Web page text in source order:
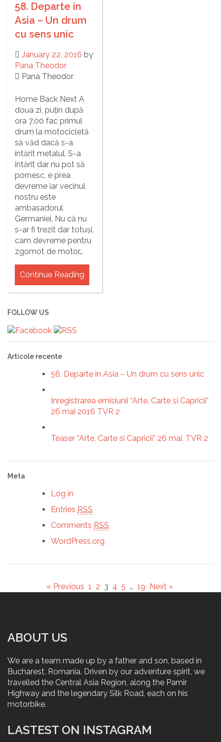
58. Departe in
Asia – Un drum
cu sens unic
January 22, 2016 by
Pana Theodor
Pana Theodor
Home Back Next A
doua zi, puțin după
ora 7.00 fac primul
drum la motocicletă
să văd dacă s-a
întărit metalul. S-a
întărit dar nu pot să
pornesc, e prea
devreme iar vecinul
nostru este
ambasadorul
Germaniei. Nu că nu
s-ar fi trezit dar totuși,
cam devreme pentru
zgomot de motor…
Continue Reading
FOLLOW US
Articole recente
56. Departe in Asia – Un drum cu sens unic
Inregistrarea emisiunii “Arte, Carte si Capricii”
26 mai 2016 TVR 2
Teaser “Arte, Carte si Capricii” 26 mai, TVR 2
Meta
Log in
Entries RSS
Comments RSS
WordPress.org
« Previous 1 2 3 4 5 … 19 Next »
ABOUT US
We are a team made up by a father and son, based in
Bucharest, Romania. Driven by our adventure spirit, we
travelled the Central Asia Region, along the Pamir
Highway and the legendary Silk Road, each on his
motorbike.
LASTEST ON INSTAGRAM